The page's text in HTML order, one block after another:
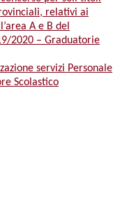
relativi ai
A e B del
2020 – Graduatorie
servizi Personale
Scolastico